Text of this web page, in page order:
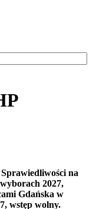
na
2027,
Gdańska w
wstęp wolny.